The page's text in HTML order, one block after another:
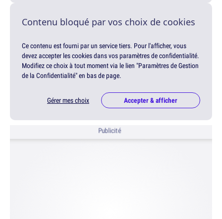
Contenu bloqué par vos choix de cookies
Ce contenu est fourni par un service tiers. Pour l'afficher, vous
devez accepter les cookies dans vos paramètres de confidentialité.
Modifiez ce choix à tout moment via le lien "Paramètres de Gestion
de la Confidentialité" en bas de page.
Gérer mes choix Accepter & afficher
Publicité